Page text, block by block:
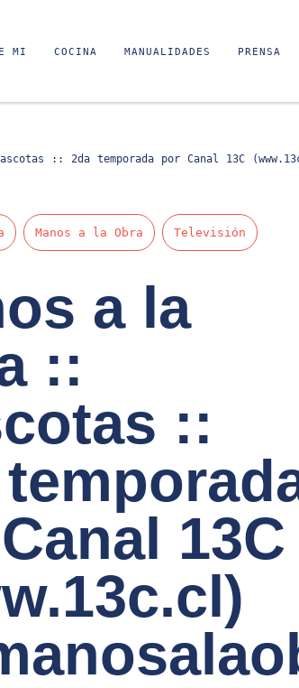
MI COCINA MANUALIDADES PRENSA
:: 2da temporada por Canal 13C
Manos a la Obra Televisión
a la
::
::
13C